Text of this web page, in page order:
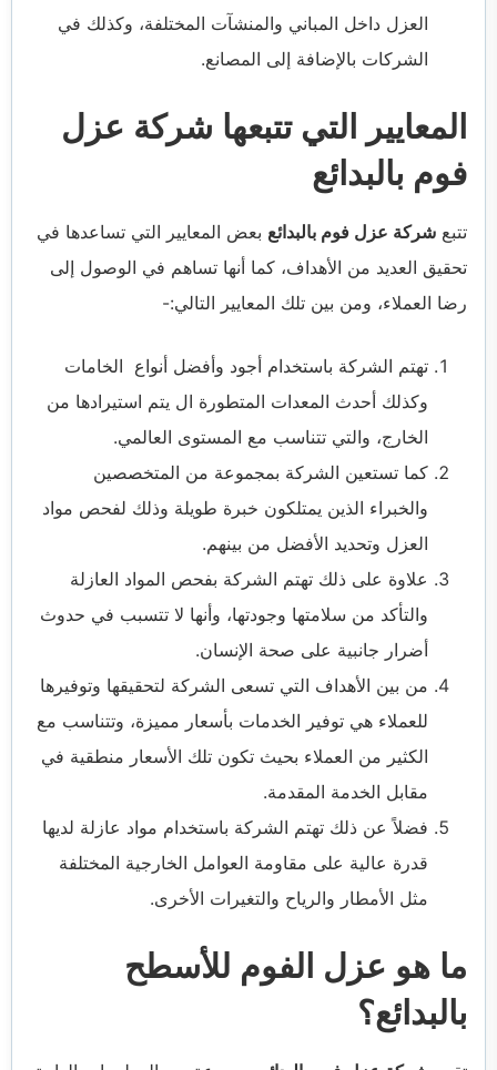
العزل داخل المباني والمنشآت المختلفة، وكذلك في
الشركات بالإضافة إلى المصانع.
المعايير التي تتبعها شركة عزل
فوم بالبدائع
تتبع شركة عزل فوم بالبدائع بعض المعايير التي تساعدها في
تحقيق العديد من الأهداف، كما أنها تساهم في الوصول إلى
رضا العملاء، ومن بين تلك المعايير التالي:-
تهتم الشركة باستخدام أجود وأفضل أنواع الخامات
وكذلك أحدث المعدات المتطورة ال يتم استيرادها من
الخارج، والتي تتناسب مع المستوى العالمي.
كما تستعين الشركة بمجموعة من المتخصصين
والخبراء الذين يمتلكون خبرة طويلة وذلك لفحص مواد
العزل وتحديد الأفضل من بينهم.
علاوة على ذلك تهتم الشركة بفحص المواد العازلة
والتأكد من سلامتها وجودتها، وأنها لا تتسبب في حدوث
أضرار جانبية على صحة الإنسان.
من بين الأهداف التي تسعى الشركة لتحقيقها وتوفيرها
للعملاء هي توفير الخدمات بأسعار مميزة، وتتناسب مع
الكثير من العملاء بحيث تكون تلك الأسعار منطقية في
مقابل الخدمة المقدمة.
فضلاً عن ذلك تهتم الشركة باستخدام مواد عازلة لديها
قدرة عالية على مقاومة العوامل الخارجية المختلفة
مثل الأمطار والرياح والتغيرات الأخرى.
ما هو عزل الفوم للأسطح
بالبدائع؟